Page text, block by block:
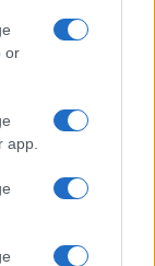
or
app.
cast e